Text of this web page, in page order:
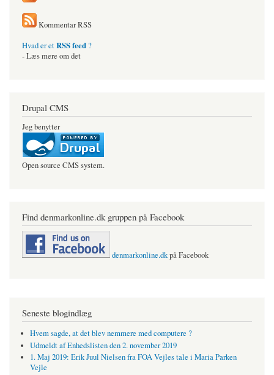
Kommentar RSS
Hvad er etRSS feed ?
- Læs mere om det
Drupal CMS
Jeg benytter
Open source CMS system.
Find denmarkonline.dk gruppen på Facebook
denmarkonline.dkpå Facebook
Seneste blogindlæg
Hvem sagde, at det blev nemmere med computere ?
Udmeldt af Enhedslisten den 2. november 2019
1. Maj 2019: Erik Juul Nielsen fra FOA Vejles tale i Maria Parken
Vejle